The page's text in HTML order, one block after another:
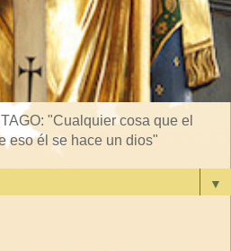
"Cualquier cosa que el
eso él se hace un dios"
▼